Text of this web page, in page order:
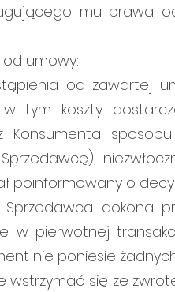
mu prawa
umowy:
od zawartej
w tym koszty
Konsumenta
poinformowany o
Sprzedawca dokona
w pierwotnej
nie poniesie
wstrzymać się ze